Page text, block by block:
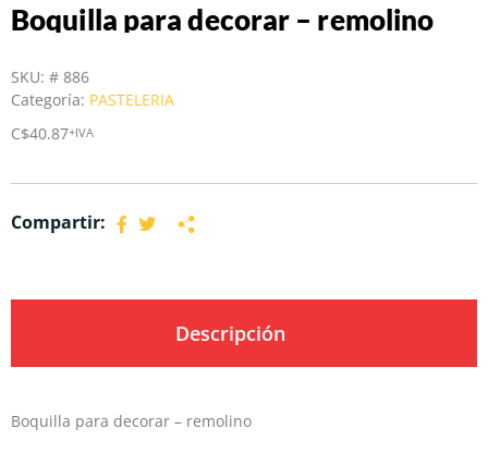
Boquilla para decorar – remolino
SKU: # 886
Categoría: PASTELERIA
C$40.87+IVA
Compartir:
Descripción
Boquilla para decorar – remolino